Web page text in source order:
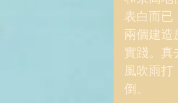
表白而已
兩個建造
實踐。真
風吹雨
倒。